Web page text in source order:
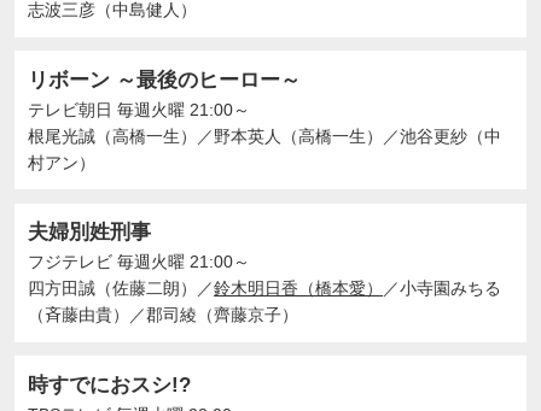
志波三彦（中島健人）
リボーン ～最後のヒーロー～
テレビ朝日 毎週火曜 21:00～
根尾光誠（高橋一生）
／野本英人（高橋一生） ／池谷更紗（中
村アン）
夫婦別姓刑事
フジテレビ 毎週火曜 21:00～
四方田誠（佐藤二朗）
／鈴木明日香（橋本愛） ／小寺園みちる
（斉藤由貴）
／郡司綾（齊藤京子）
時すでにおスシ!?